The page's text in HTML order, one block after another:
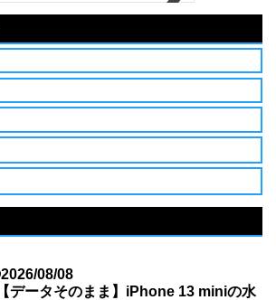
2026/08/08
【データそのまま】iPhone 13 miniの水